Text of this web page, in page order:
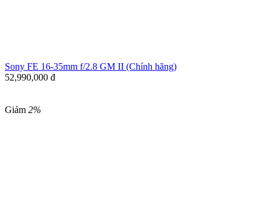
Sony FE 16-35mm f/2.8 GM II (Chính hãng)
52,990,000 đ
Giảm 2%